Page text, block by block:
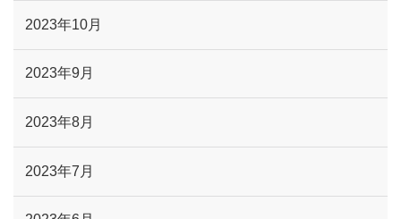
2023年10月
2023年9月
2023年8月
2023年7月